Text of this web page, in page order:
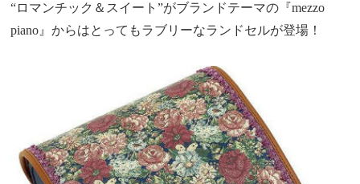
“ロマンチック＆スイート”がブランドテーマの『mezzo
piano』からはとってもラブリーなランドセルが登場！